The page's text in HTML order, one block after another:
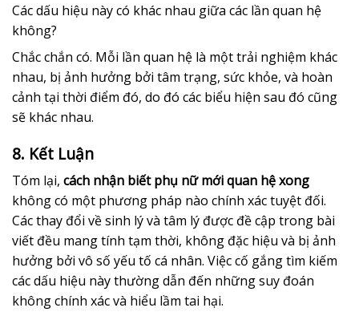
Các dấu hiệu này có khác nhau giữa các lần quan hệ
không?
Chắc chắn có. Mỗi lần quan hệ là một trải nghiệm khác
nhau, bị ảnh hưởng bởi tâm trạng, sức khỏe, và hoàn
cảnh tại thời điểm đó, do đó các biểu hiện sau đó cũng
sẽ khác nhau.
8. Kết Luận
Tóm lại, cách nhận biết phụ nữ mới quan hệ xong
không có một phương pháp nào chính xác tuyệt đối.
Các thay đổi về sinh lý và tâm lý được đề cập trong bài
viết đều mang tính tạm thời, không đặc hiệu và bị ảnh
hưởng bởi vô số yếu tố cá nhân. Việc cố gắng tìm kiếm
các dấu hiệu này thường dẫn đến những suy đoán
không chính xác và hiểu lầm tai hại.